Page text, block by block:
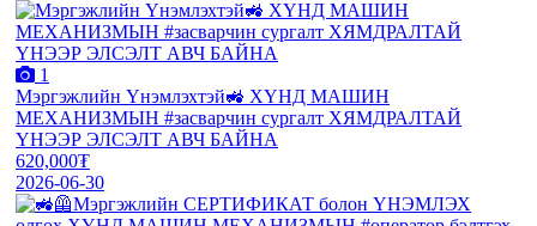
1
Мэргэжлийн Үнэмлэхтэй🚜 ХҮНД МАШИН
МЕХАНИЗМЫН #засварчин сургалт ХЯМДРАЛТАЙ
ҮНЭЭР ЭЛСЭЛТ АВЧ БАЙНА
620,000₮
2026-06-30